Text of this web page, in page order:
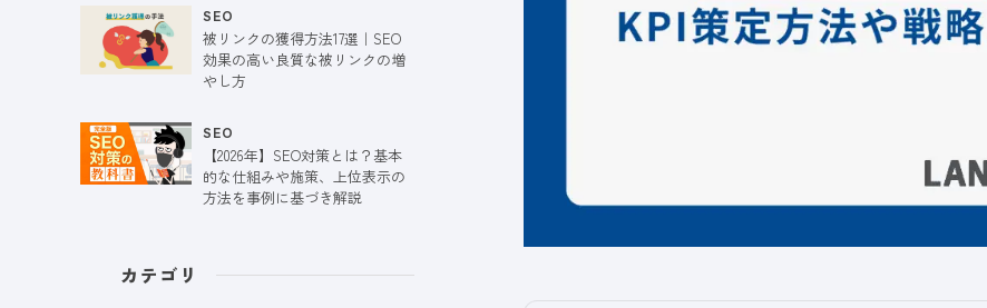
SEO
被リンクの獲得方法17選｜SEO
効果の高い良質な被リンクの増
やし方
SEO
【2026年】SEO対策とは？基本
的な仕組みや施策、上位表示の
方法を事例に基づき解説
カテゴリ